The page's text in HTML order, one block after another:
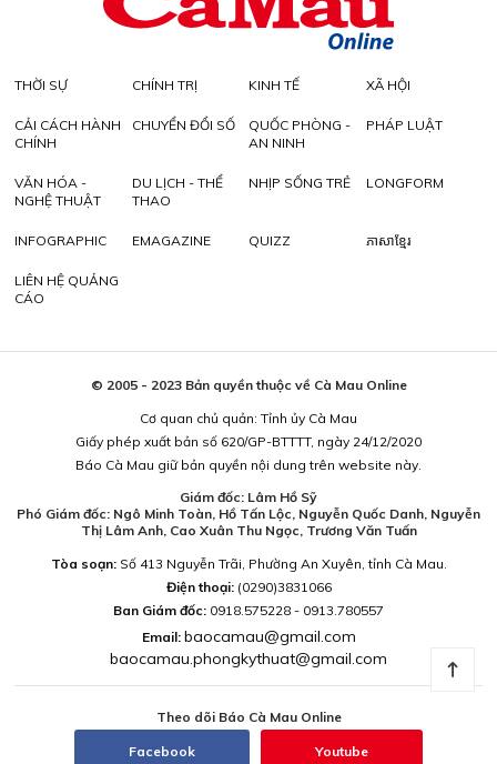
THỜI SỰ CHÍNH TRỊ KINH TẾ XÃ HỘI
CẢI CÁCH HÀNH
CHÍNH
CHUYỂN ĐỔI SỐ
QUỐC PHÒNG -
AN NINH
PHÁP LUẬT
VĂN HÓA -
NGHỆ THUẬT
DU LỊCH - THỂ
THAO
NHỊP SỐNG TRẺ LONGFORM
INFOGRAPHIC EMAGAZINE QUIZZ ភាសាខ្មែរ
LIÊN HỆ QUẢNG
CÁO
© 2005 - 2023 Bản quyền thuộc về Cà Mau Online
Cơ quan chủ quản: Tỉnh ủy Cà Mau
Giấy phép xuất bản số 620/GP-BTTTT, ngày 24/12/2020
Báo Cà Mau giữ bản quyền nội dung trên website này.
Giám đốc: Lâm Hồ Sỹ
Phó Giám đốc: Ngô Minh Toàn, Hồ Tấn Lộc, Nguyễn Quốc Danh, Nguyễn
Thị Lâm Anh, Cao Xuân Thu Ngọc, Trương Văn Tuấn
Tòa soạn:Số 413 Nguyễn Trãi, Phường An Xuyên, tỉnh Cà Mau.
Điện thoại: (0290)3831066
Ban Giám đốc: 0918.575228 - 0913.780557
Email: baocamau@gmail.com
baocamau.phongkythuat@gmail.com
Theo dõi Báo Cà Mau Online
Facebook Youtube